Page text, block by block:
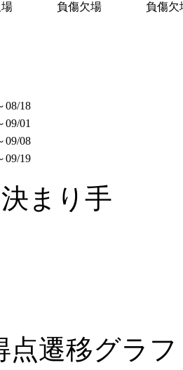
負傷欠場
負傷欠
08/18
09/01
09/08
09/19
まり手
点遷移グラ